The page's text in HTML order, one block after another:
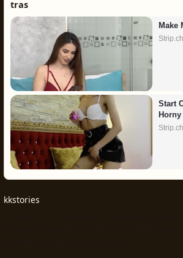
tras
Make
Start
kkstories